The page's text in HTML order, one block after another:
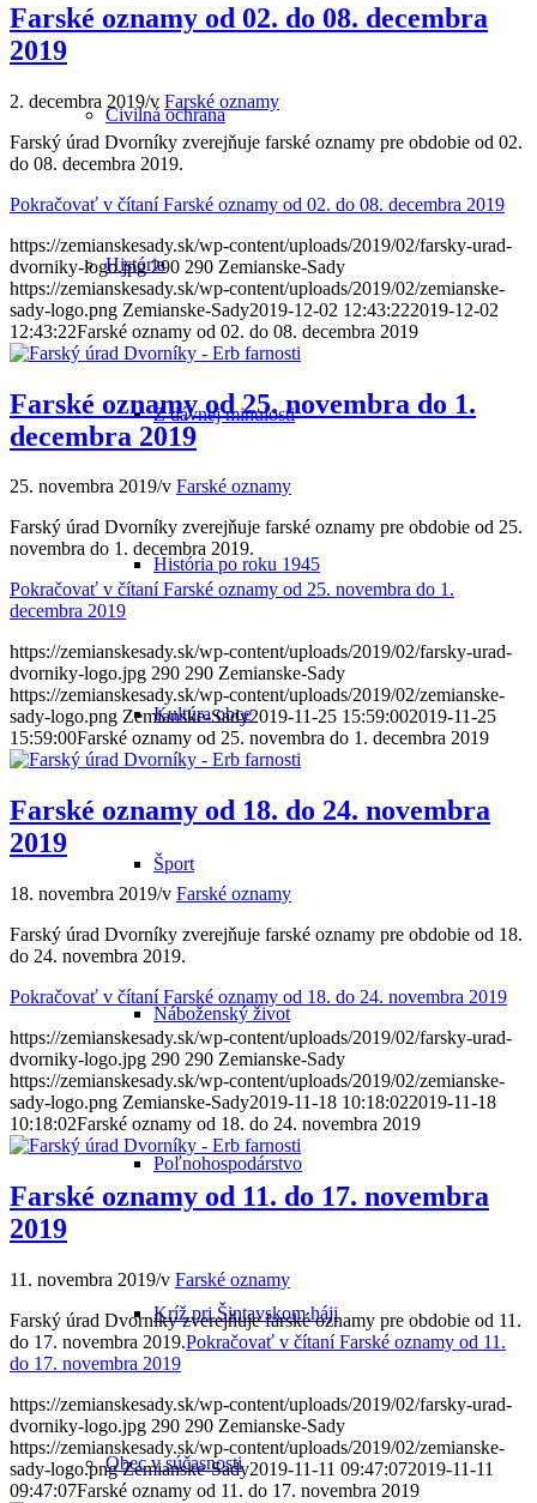
Civilná ochrana
História
Z dávnej minulosti
História po roku 1945
Kultúra obce
Šport
Náboženský život
Poľnohospodárstvo
Kríž pri Šintavskom háji
Obec v súčasnosti
Farské oznamy od 02. do 08. decembra
2019
2. decembra 2019/v Farské oznamy
Farský úrad Dvorníky zverejňuje farské oznamy pre obdobie od 02.
do 08. decembra 2019.
Pokračovať v čítaníFarské oznamy od 02. do 08. decembra 2019
https://zemianskesady.sk/wp-content/uploads/2019/02/farsky-urad-
dvorniky-logo.jpg 290 290 Zemianske-Sady
https://zemianskesady.sk/wp-content/uploads/2019/02/zemianske-
sady-logo.png Zemianske-Sady2019-12-02 12:43:222019-12-02
12:43:22Farské oznamy od 02. do 08. decembra 2019
Farské oznamy od 25. novembra do 1.
decembra 2019
25. novembra 2019/v Farské oznamy
Farský úrad Dvorníky zverejňuje farské oznamy pre obdobie od 25.
novembra do 1. decembra 2019.
Pokračovať v čítaníFarské oznamy od 25. novembra do 1.
decembra 2019
https://zemianskesady.sk/wp-content/uploads/2019/02/farsky-urad-
dvorniky-logo.jpg 290 290 Zemianske-Sady
https://zemianskesady.sk/wp-content/uploads/2019/02/zemianske-
sady-logo.png Zemianske-Sady2019-11-25 15:59:002019-11-25
15:59:00Farské oznamy od 25. novembra do 1. decembra 2019
Farské oznamy od 18. do 24. novembra
2019
18. novembra 2019/v Farské oznamy
Farský úrad Dvorníky zverejňuje farské oznamy pre obdobie od 18.
do 24. novembra 2019.
Pokračovať v čítaníFarské oznamy od 18. do 24. novembra 2019
https://zemianskesady.sk/wp-content/uploads/2019/02/farsky-urad-
dvorniky-logo.jpg 290 290 Zemianske-Sady
https://zemianskesady.sk/wp-content/uploads/2019/02/zemianske-
sady-logo.png Zemianske-Sady2019-11-18 10:18:022019-11-18
10:18:02Farské oznamy od 18. do 24. novembra 2019
Farské oznamy od 11. do 17. novembra
2019
11. novembra 2019/v Farské oznamy
Farský úrad Dvorníky zverejňuje farské oznamy pre obdobie od 11.
do 17. novembra 2019.Pokračovať v čítaníFarské oznamy od 11.
do 17. novembra 2019
https://zemianskesady.sk/wp-content/uploads/2019/02/farsky-urad-
dvorniky-logo.jpg 290 290 Zemianske-Sady
https://zemianskesady.sk/wp-content/uploads/2019/02/zemianske-
sady-logo.png Zemianske-Sady2019-11-11 09:47:072019-11-11
09:47:07Farské oznamy od 11. do 17. novembra 2019